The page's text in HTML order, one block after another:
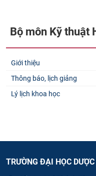
Bộ môn Kỹ thuật
Giới thiệu
Thông báo, lịch giảng
Lý lịch khoa học
TRƯỜNG ĐẠI HỌC DƯỢC